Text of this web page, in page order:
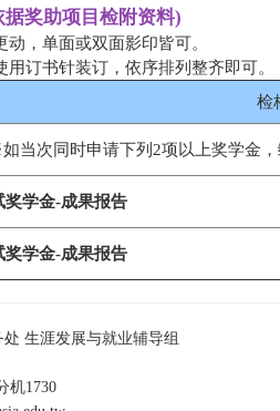
奖助项目检附资料)
动，单面或双面影印皆可。
用订书针装订，依序排列整齐即可。
检
当次同时申请下列2项以上奖学金
奖学金-成果报告
奖学金-成果报告
生涯发展与就业辅导组
机1730